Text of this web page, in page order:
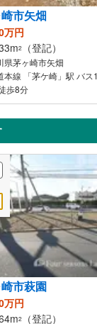
市矢畑
万円
2 （登記）
県茅ヶ崎市矢畑
本線 「茅ケ崎」駅 バス
歩8分
市萩園
万円
2 （登記）